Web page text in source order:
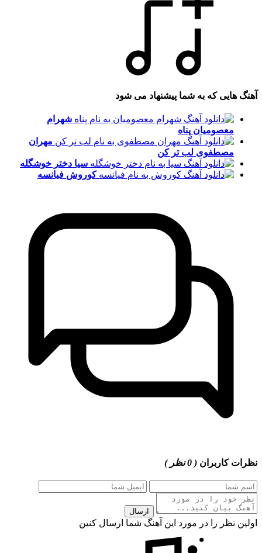
آهنگ هایی که به شما پیشنهاد می شود
شهرام
معصومیان پناه
مهران
مصطفوی لب تر کن
سیا دختر خوشگله
کوروش فیانسه
نظرات کاربران ( 0 نظر )
ارسال
اولین نظر را در مورد این آهنگ شما ارسال کنین